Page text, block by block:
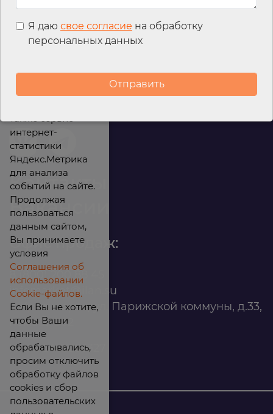
Контакты
Вакансии
Офис продаж:
infomarket@ilan.su
г. Красноярск, ул. Парижской коммуны, д.33,
помещ. 302
ИНН: 2465263327
Я даю свое согласие на обработку
персональных данных
файлы cookies для
улучшения
также сервис
интернет-
статистики
Яндекс.Метрика
для анализа
событий на сайте.
Продолжая
пользоваться
данным сайтом,
Вы принимаете
условия
Соглашения об
использовании
Cookie-файлов.
Если Вы не хотите,
чтобы Ваши
данные
обрабатывались,
просим отключить
обработку файлов
cookies и сбор
пользовательских